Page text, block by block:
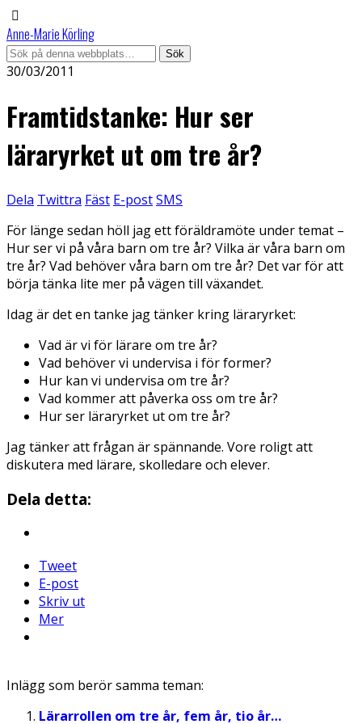
Anne-Marie Körling
30/03/2011
Framtidstanke: Hur ser
läraryrket ut om tre år?
Dela Twittra Fäst E-postSMS
För länge sedan höll jag ett föräldramöte under temat –
Hur ser vi på våra barn om tre år? Vilka är våra barn om
tre år? Vad behöver våra barn om tre år? Det var för att
börja tänka lite mer på vägen till växandet.
Idag är det en tanke jag tänker kring läraryrket:
Vad är vi för lärare om tre år?
Vad behöver vi undervisa i för former?
Hur kan vi undervisa om tre år?
Vad kommer att påverka oss om tre år?
Hur ser läraryrket ut om tre år?
Jag tänker att frågan är spännande. Vore roligt att
diskutera med lärare, skolledare och elever.
Dela detta:
Tweet
E-post
Skriv ut
Mer
Inlägg som berör samma teman:
Lärarrollen om tre år, fem år, tio år…